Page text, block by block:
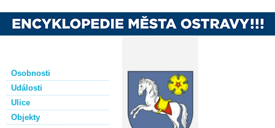
Osobnosti
Události
Ulice
Objekty